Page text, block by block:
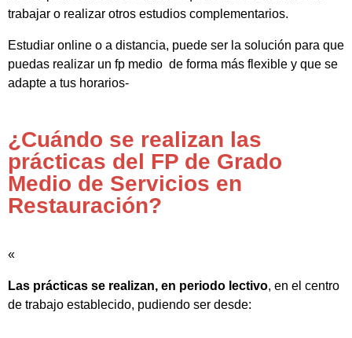
trabajar o realizar otros estudios complementarios.
Estudiar online o a distancia, puede ser la solución para que
puedas realizar un fp medio de forma más flexible y que se
adapte a tus horarios-
¿Cuándo se realizan las
prácticas del FP de Grado
Medio de Servicios en
Restauración?
«
Las prácticas se realizan, en periodo lectivo, en el centro
de trabajo establecido, pudiendo ser desde: